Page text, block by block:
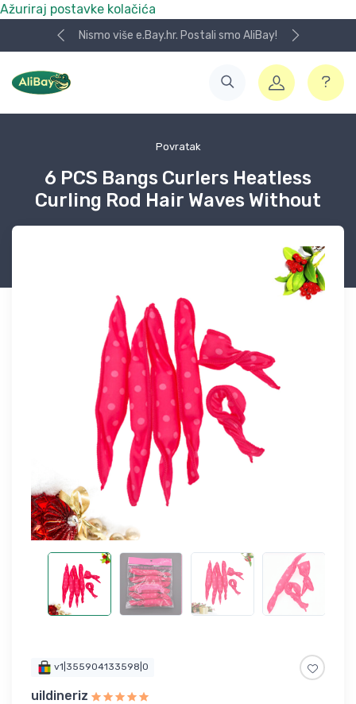
Ažuriraj postavke kolačića
Nismo više e.Bay.hr. Postali smo AliBay!
Povratak
6 PCS Bangs Curlers Heatless
Curling Rod Hair Waves Without
v1|355904133598|0
uildineriz